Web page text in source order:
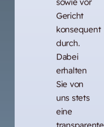
Gericht
konsequent
durch.
Dabei
erhalten
Sie von
uns stets
eine
transparente